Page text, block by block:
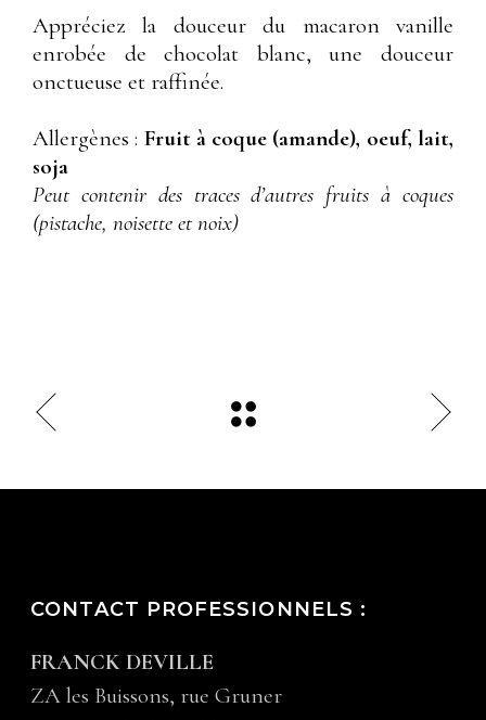
Appréciez la douceur du macaron vanille
enrobée de chocolat blanc, une douceur
onctueuse et raffinée.
Allergènes : Fruit à coque (amande), oeuf, lait,
soja
Peut contenir des traces d’autres fruits à coques
(pistache, noisette et noix)
CONTACT PROFESSIONNELS :
FRANCK DEVILLE
ZA les Buissons, rue Gruner